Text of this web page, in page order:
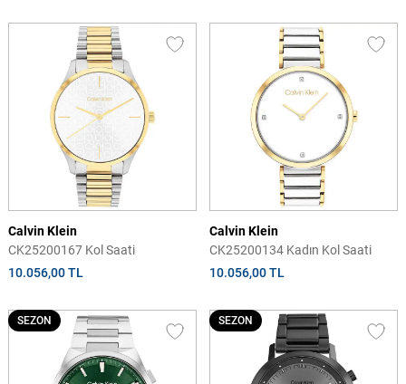
Calvin Klein
CK25200167 Kol Saati
10.056,00 TL
Calvin Klein
CK25200134 Kadın Kol Saati
10.056,00 TL
SEZON SEZON